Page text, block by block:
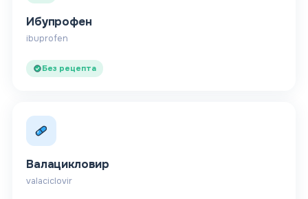
Ибупрофен
ibuprofen
Без рецепта
Валацикловир
valaciclovir